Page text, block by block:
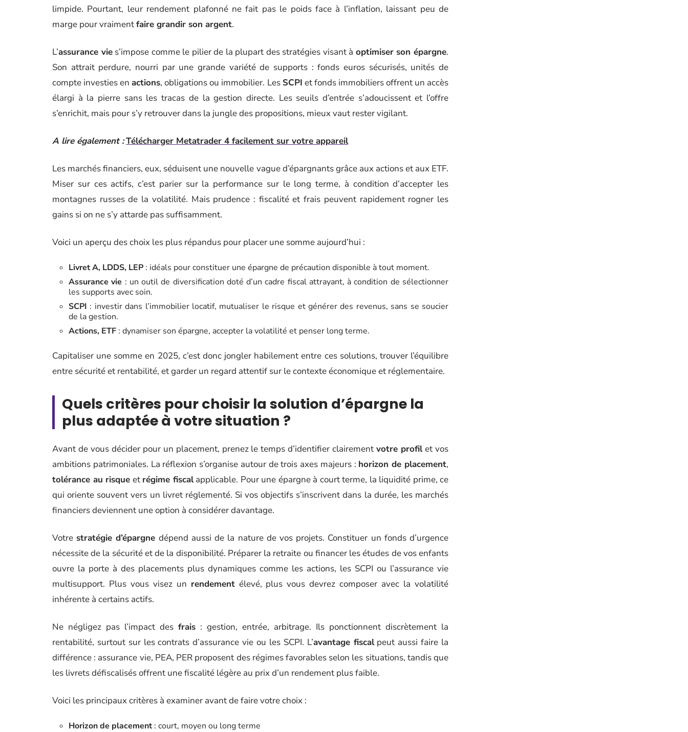
limpide. Pourtant, leur rendement plafonné ne fait pas le poids face à l’inflation, laissant peu de
marge pour vraimentfaire grandir son argent.
L’assurance vies’impose comme le pilier de la plupart des stratégies visant à optimiser son épargne.
Son attrait perdure, nourri par une grande variété de supports : fonds euros sécurisés, unités de
compte investies enactions, obligations ou immobilier. Les SCPI et fonds immobiliers offrent un accès
élargi à la pierre sans les tracas de la gestion directe. Les seuils d’entrée s’adoucissent et l’offre
s’enrichit, mais pour s’y retrouver dans la jungle des propositions, mieux vaut rester vigilant.
A lire également :Télécharger Metatrader 4 facilement sur votre appareil
Les marchés financiers, eux, séduisent une nouvelle vague d’épargnants grâce aux actions et aux ETF.
Miser sur ces actifs, c’est parier sur la performance sur le long terme, à condition d’accepter les
montagnes russes de la volatilité. Mais prudence : fiscalité et frais peuvent rapidement rogner les
gains si on ne s’y attarde pas suffisamment.
Voici un aperçu des choix les plus répandus pour placer une somme aujourd’hui :
Livret A, LDDS, LEP : idéals pour constituer une épargne de précaution disponible à tout moment.
Assurance vie : un outil de diversification doté d’un cadre fiscal attrayant, à condition de sélectionner
les supports avec soin.
SCPI : investir dans l’immobilier locatif, mutualiser le risque et générer des revenus, sans se soucier
de la gestion.
Actions, ETF : dynamiser son épargne, accepter la volatilité et penser long terme.
Capitaliser une somme en 2025, c’est donc jongler habilement entre ces solutions, trouver l’équilibre
entre sécurité et rentabilité, et garder un regard attentif sur le contexte économique et réglementaire.
Quels critères pour choisir la solution d’épargne la
plus adaptée à votre situation ?
Avant de vous décider pour un placement, prenez le temps d’identifier clairementvotre profilet vos
ambitions patrimoniales. La réflexion s’organise autour de trois axes majeurs : horizon de placement,
tolérance au risque et régime fiscalapplicable. Pour une épargne à court terme, la liquidité prime, ce
qui oriente souvent vers un livret réglementé. Si vos objectifs s’inscrivent dans la durée, les marchés
financiers deviennent une option à considérer davantage.
Votre stratégie d’épargne dépend aussi de la nature de vos projets. Constituer un fonds d’urgence
nécessite de la sécurité et de la disponibilité. Préparer la retraite ou financer les études de vos enfants
ouvre la porte à des placements plus dynamiques comme les actions, les SCPI ou l’assurance vie
multisupport. Plus vous visez un rendementélevé, plus vous devrez composer avec la volatilité
inhérente à certains actifs.
Ne négligez pas l’impact des frais : gestion, entrée, arbitrage. Ils ponctionnent discrètement la
rentabilité, surtout sur les contrats d’assurance vie ou les SCPI. L’avantage fiscalpeut aussi faire la
différence : assurance vie, PEA, PER proposent des régimes favorables selon les situations, tandis que
les livrets défiscalisés offrent une fiscalité légère au prix d’un rendement plus faible.
Voici les principaux critères à examiner avant de faire votre choix :
Horizon de placement : court, moyen ou long terme